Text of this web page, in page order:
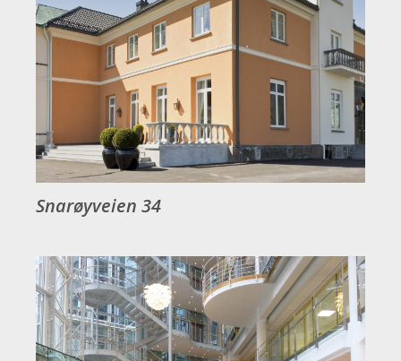
Snarøyveien 34